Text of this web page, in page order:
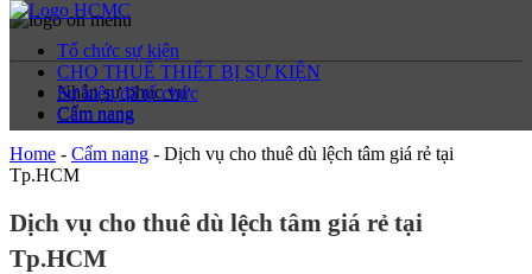
Nhân sự phục vụ
Cẩm nang
Tổ chức sự kiện
CHO THUÊ THIẾT BỊ SỰ KIỆN
Sự kiện đã tổ chức
Cẩm nang
Home - Cẩm nang - Dịch vụ cho thuê dù lệch tâm giá rẻ tại
Tp.HCM
Dịch vụ cho thuê dù lệch tâm giá rẻ tại
Tp.HCM